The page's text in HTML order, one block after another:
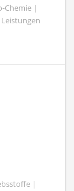
Chemie |
|